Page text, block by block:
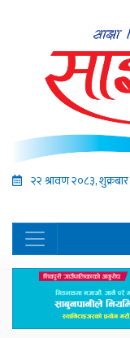
२२ श्रावण २०८३, शुक्रबार